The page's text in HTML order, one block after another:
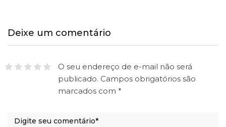
Deixe um comentário
O seu endereço de e-mail não será
publicado. Campos obrigatórios são
marcados com *